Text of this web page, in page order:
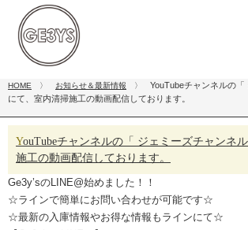
HOME 〉 お知らせ＆最新情報 〉
YouTubeチャンネルの「
にて、室内清掃施工の動画配信しております。
YouTubeチャンネルの「 ジェミーズチャンネル」にて、室内清掃
施工の動画配信しております。
Ge3y’sのLINE@始めました！！
☆ラインで簡単にお問い合わせが可能です☆
☆最新の入庫情報やお得な情報もラインにて☆